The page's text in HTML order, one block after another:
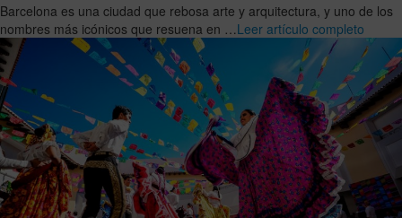
Barcelona es una ciudad que rebosa arte y arquitectura, y uno de los
nombres más icónicos que resuena en …Leer artículo completo